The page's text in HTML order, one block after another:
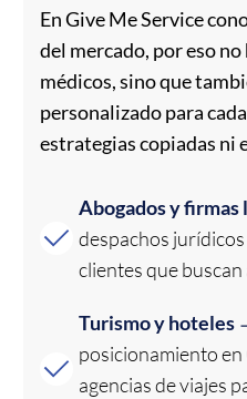
En Give Me Service
del mercado, por eso
médicos, sino que
personalizado para
estrategias copiadas ni
Abogados y firmas
despachos
clientes que buscan
Turismo y hoteles
posicionamiento
agencias de viajes